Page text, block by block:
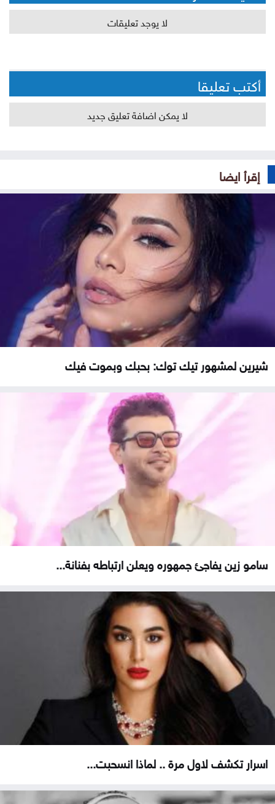
لا يوجد تعليقات
أكتب تعليقا
لا يمكن اضافة تعليق جديد
إقرأ ايضا
شيرين لمشهور تيك توك: بحبك وبموت فيك
سامو زين يفاجئ جمهوره ويعلن ارتباطه بفنانة...
اسرار تكشف لاول مرة .. لماذا انسحبت...